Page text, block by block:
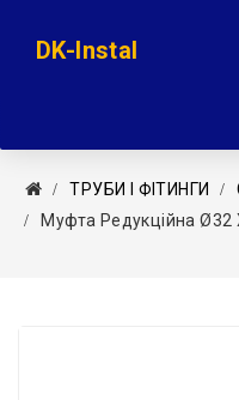
DK-Instal
ТРУБИ І ФІТИНГИ
Муфта Редукційна Ø32